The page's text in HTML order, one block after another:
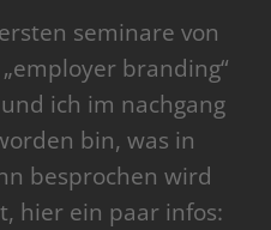
seminare von
branding“
ich im nachgang
bin, was in
besprochen wird
hier ein paar infos: